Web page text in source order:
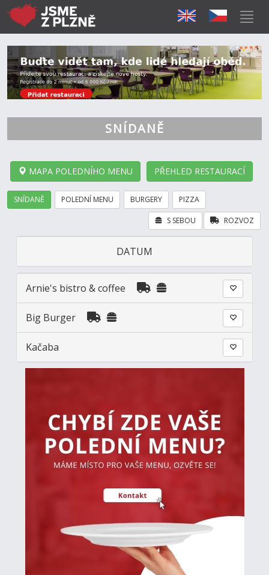
SNÍDANĚ
MAPA POLEDNÍHO MENU PŘEHLED RESTAURACÍ
SNÍDANĚ POLEDNÍ MENU BURGERY PIZZA
ROZVOZ
S SEBOU
DATUM
Arnie's bistro & coffee
Big Burger
Kačaba